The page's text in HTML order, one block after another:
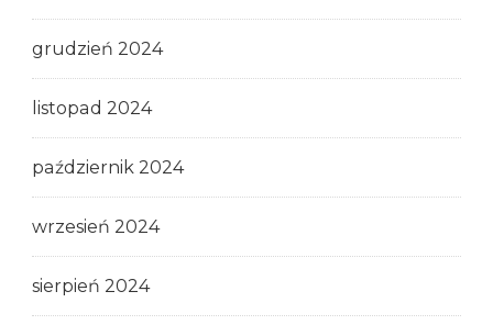
grudzień 2024
listopad 2024
październik 2024
wrzesień 2024
sierpień 2024